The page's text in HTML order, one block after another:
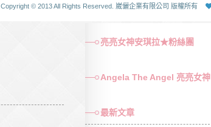
Copyright © 2013 All Rights Reserved. 崴儷企業有限公司 版權所有
亮亮女神安琪拉★粉絲團
Angela The Angel 亮亮女神
最新文章